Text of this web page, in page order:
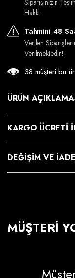
Siparişinizin
Hakkı.
Tahmini 48
Verilen
Verilmektedir!
38 müşteri bu
ÜRÜN
KARGO ÜCRETI
DEĞIŞIM VE
MÜŞTERI